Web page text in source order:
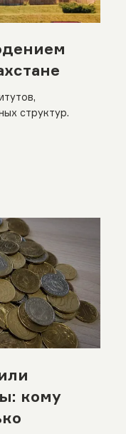
структур.
кому